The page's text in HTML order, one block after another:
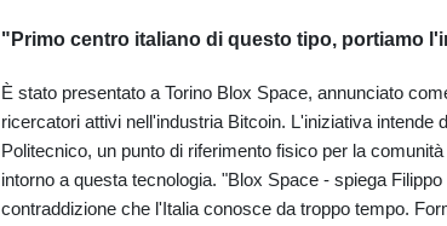
"Primo centro italiano di questo tipo, portiamo
È stato presentato a Torino Blox Space, annunciato
ricercatori attivi nell'industria Bitcoin. L'iniziativa
Politecnico, un punto di riferimento fisico per la
intorno a questa tecnologia. "Blox Space - spiega
contraddizione che l'Italia conosce da troppo tempo.